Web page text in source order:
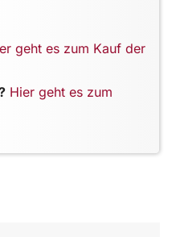
geht es zum Kauf der
Hier geht es zum